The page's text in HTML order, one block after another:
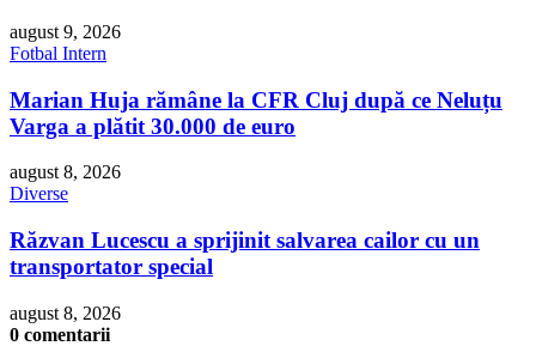
august 9, 2026
Fotbal Intern
Marian Huja rămâne la CFR Cluj după ce Neluțu
Varga a plătit 30.000 de euro
august 8, 2026
Diverse
Răzvan Lucescu a sprijinit salvarea cailor cu un
transportator special
august 8, 2026
0 comentarii